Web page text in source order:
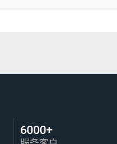
6000+